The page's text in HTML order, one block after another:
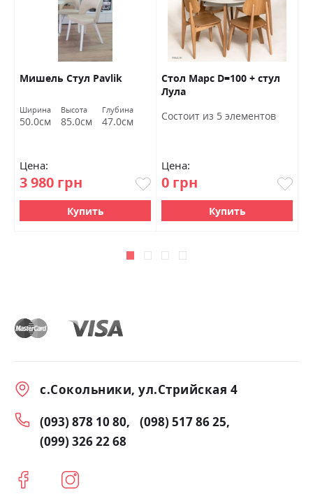
Мишель Стул Pavlik
Ширина
50.0см
Высота
85.0см
Глубина
47.0см
Цена:
3 980 грн
Купить
Стол Марс D=100 + стул
Лула
Состоит из 5 элементов
Цена:
0 грн
Купить
с.Сокольники, ул.Стрийская 4
(093) 878 10 80
(098) 517 86 25
(099) 326 22 68